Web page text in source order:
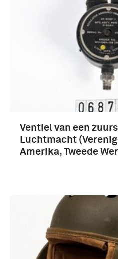
Ventiel van een
Luchtmacht
Amerika, Tweede